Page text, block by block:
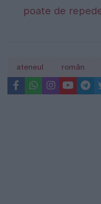
poate de
ateneul român